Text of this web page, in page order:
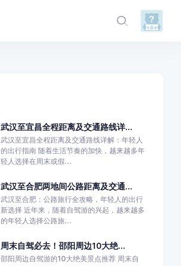
武汉至宜昌全程距离及交通路线详...
武汉至宜昌全程距离及交通路线详解：年轻人
的出行指南 随着生活节奏的加快，越来越多年
轻人选择在周末或假...
武汉至合肥两地间公路距离及交通...
武汉至合肥：公路旅行全攻略，年轻人的出行
新选择 近年来，随着自驾游的兴起，越来越多
的年轻人选择公路旅...
周末自驾必去！邵阳周边10大绝...
邵阳周边自驾游的10大绝美景点推荐 周末自